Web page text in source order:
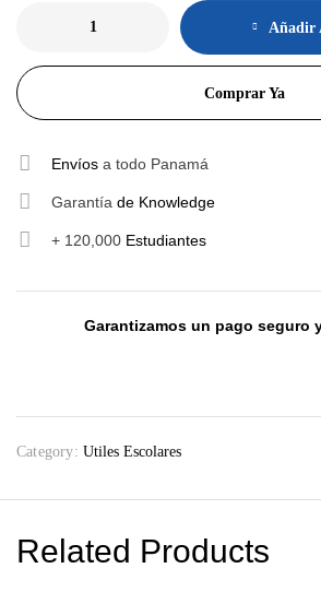
Añadir
Comprar Ya
Envíos a todo Panamá
Garantía de Knowledge
+ 120,000Estudiantes
Garantizamos un pago seguro
Category: Utiles Escolares
Related Products